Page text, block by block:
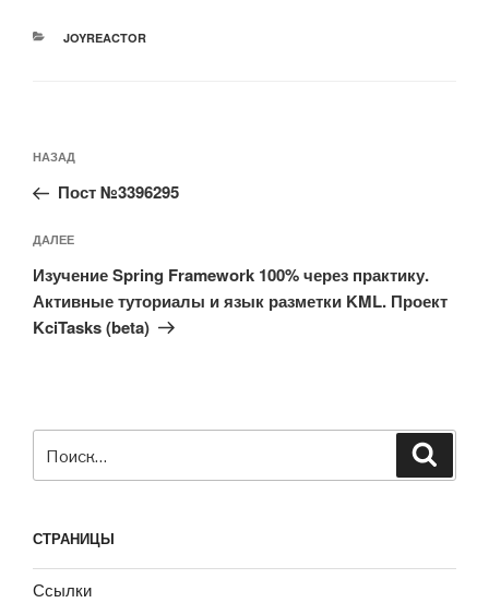
РУБРИКИ
JOYREACTOR
по
записям
Предыдущая
запись:
НАЗАД
Пост №3396295
Следующая
запись
ДАЛЕЕ
Изучение Spring Framework 100% через практику.
Активные туториалы и язык разметки KML. Проект
KciTasks (beta)
СТРАНИЦЫ
Ссылки